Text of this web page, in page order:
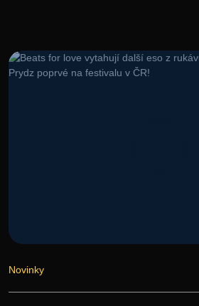
Novinky